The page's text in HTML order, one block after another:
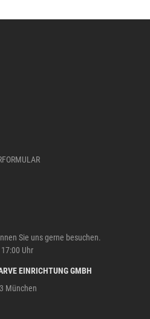
Sie uns gerne besuchen.
Uhr
EINRICHTUNG GMBH
München